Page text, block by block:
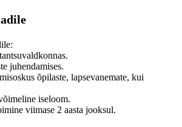
juhendamises.
õpilaste, lapsevanemate, kui
iseloom.
viimase 2 aasta jooksul.